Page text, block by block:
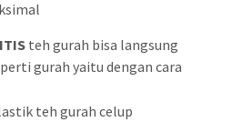
teh gurah bisa langsung
gurah yaitu dengan cara
teh gurah celup